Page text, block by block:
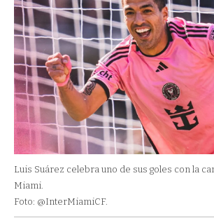
Luis Suárez celebra uno de sus goles con la
Miami.
Foto: @InterMiamiCF.